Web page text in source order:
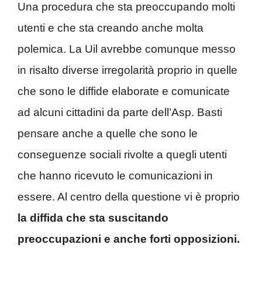
Una procedura che sta preoccupando molti
utenti e che sta creando anche molta
polemica. La Uil avrebbe comunque messo
in risalto diverse irregolarità proprio in quelle
che sono le diffide elaborate e comunicate
ad alcuni cittadini da parte dell’Asp. Basti
pensare anche a quelle che sono le
conseguenze sociali rivolte a quegli utenti
che hanno ricevuto le comunicazioni in
essere. Al centro della questione vi è proprio
la diffida che sta suscitando
preoccupazioni e anche forti opposizioni.